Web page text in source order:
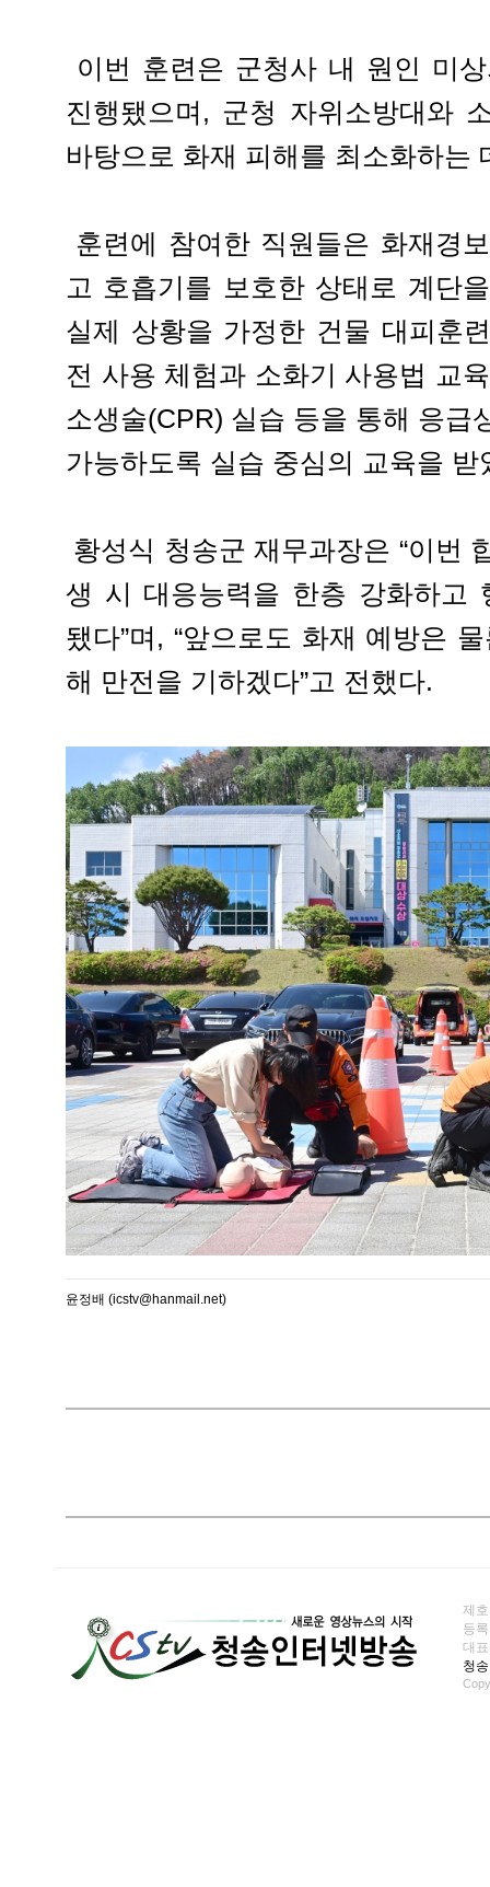
이번 훈련은 군청사 내 원인 미
진행됐으며, 군청 자위소방대와
바탕으로 화재 피해를 최소화하는
훈련에 참여한 직원들은 화재경
고 호흡기를 보호한 상태로 계단
실제 상황을 가정한 건물 대피훈
전 사용 체험과 소화기 사용법 교
소생술(CPR) 실습 등을 통해 응급
가능하도록 실습 중심의 교육을 받
황성식 청송군 재무과장은 “이번
생 시 대응능력을 한층 강화하고
됐다”며, “앞으로도 화재 예방은
해 만전을 기하겠다”고 전했다.
윤정배 (icstv@hanmail.net)
제
등
대표
청